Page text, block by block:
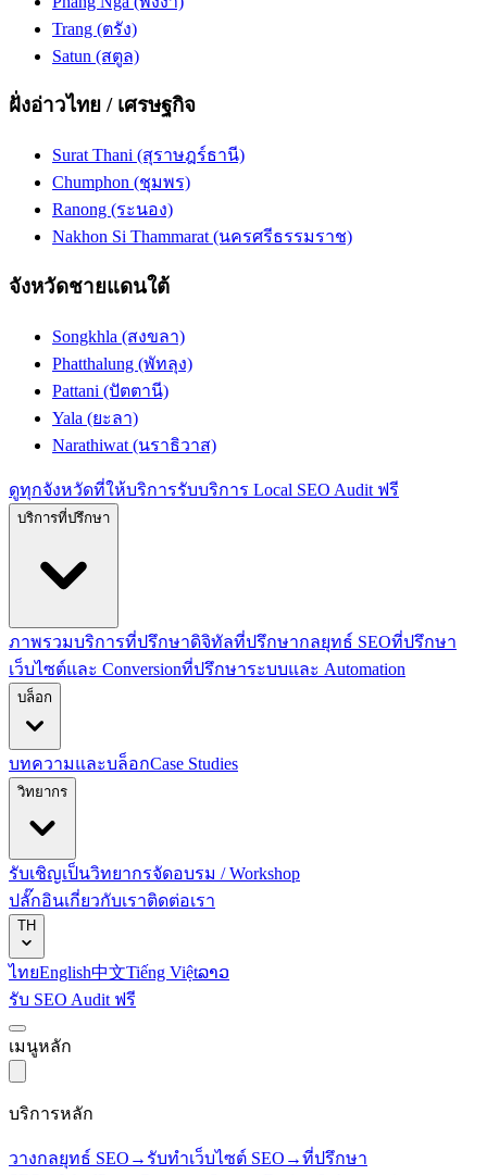
Trang (ตรัง)
Satun (สตูล)
ฝั่งอ่าวไทย / เศรษฐกิจ
Surat Thani (สุราษฎร์ธานี)
Chumphon (ชุมพร)
Ranong (ระนอง)
Nakhon Si Thammarat (นครศรีธรรมราช)
จังหวัดชายแดนใต้
Songkhla (สงขลา)
Phatthalung (พัทลุง)
Pattani (ปัตตานี)
Yala (ยะลา)
Narathiwat (นราธิวาส)
ดูทุกจังหวัดที่ให้บริการรับบริการ Local SEO Audit ฟรี
บริการที่ปรึกษา
ภาพรวมบริการที่ปรึกษาดิจิทัลที่ปรึกษากลยุทธ์ SEOที่ปรึกษา
เว็บไซต์และ Conversionที่ปรึกษาระบบและ Automation
บล็อก
บทความและบล็อกCase Studies
วิทยากร
รับเชิญเป็นวิทยากรจัดอบรม / Workshop
ปลั๊กอินเกี่ยวกับเราติดต่อเรา
TH
ไทยEnglish中文Tiếng Việtລາວ
รับ SEO Audit ฟรี
เมนูหลัก
บริการหลัก
วางกลยุทธ์ SEO → รับทำเว็บไซต์ SEO →ที่ปรึกษา